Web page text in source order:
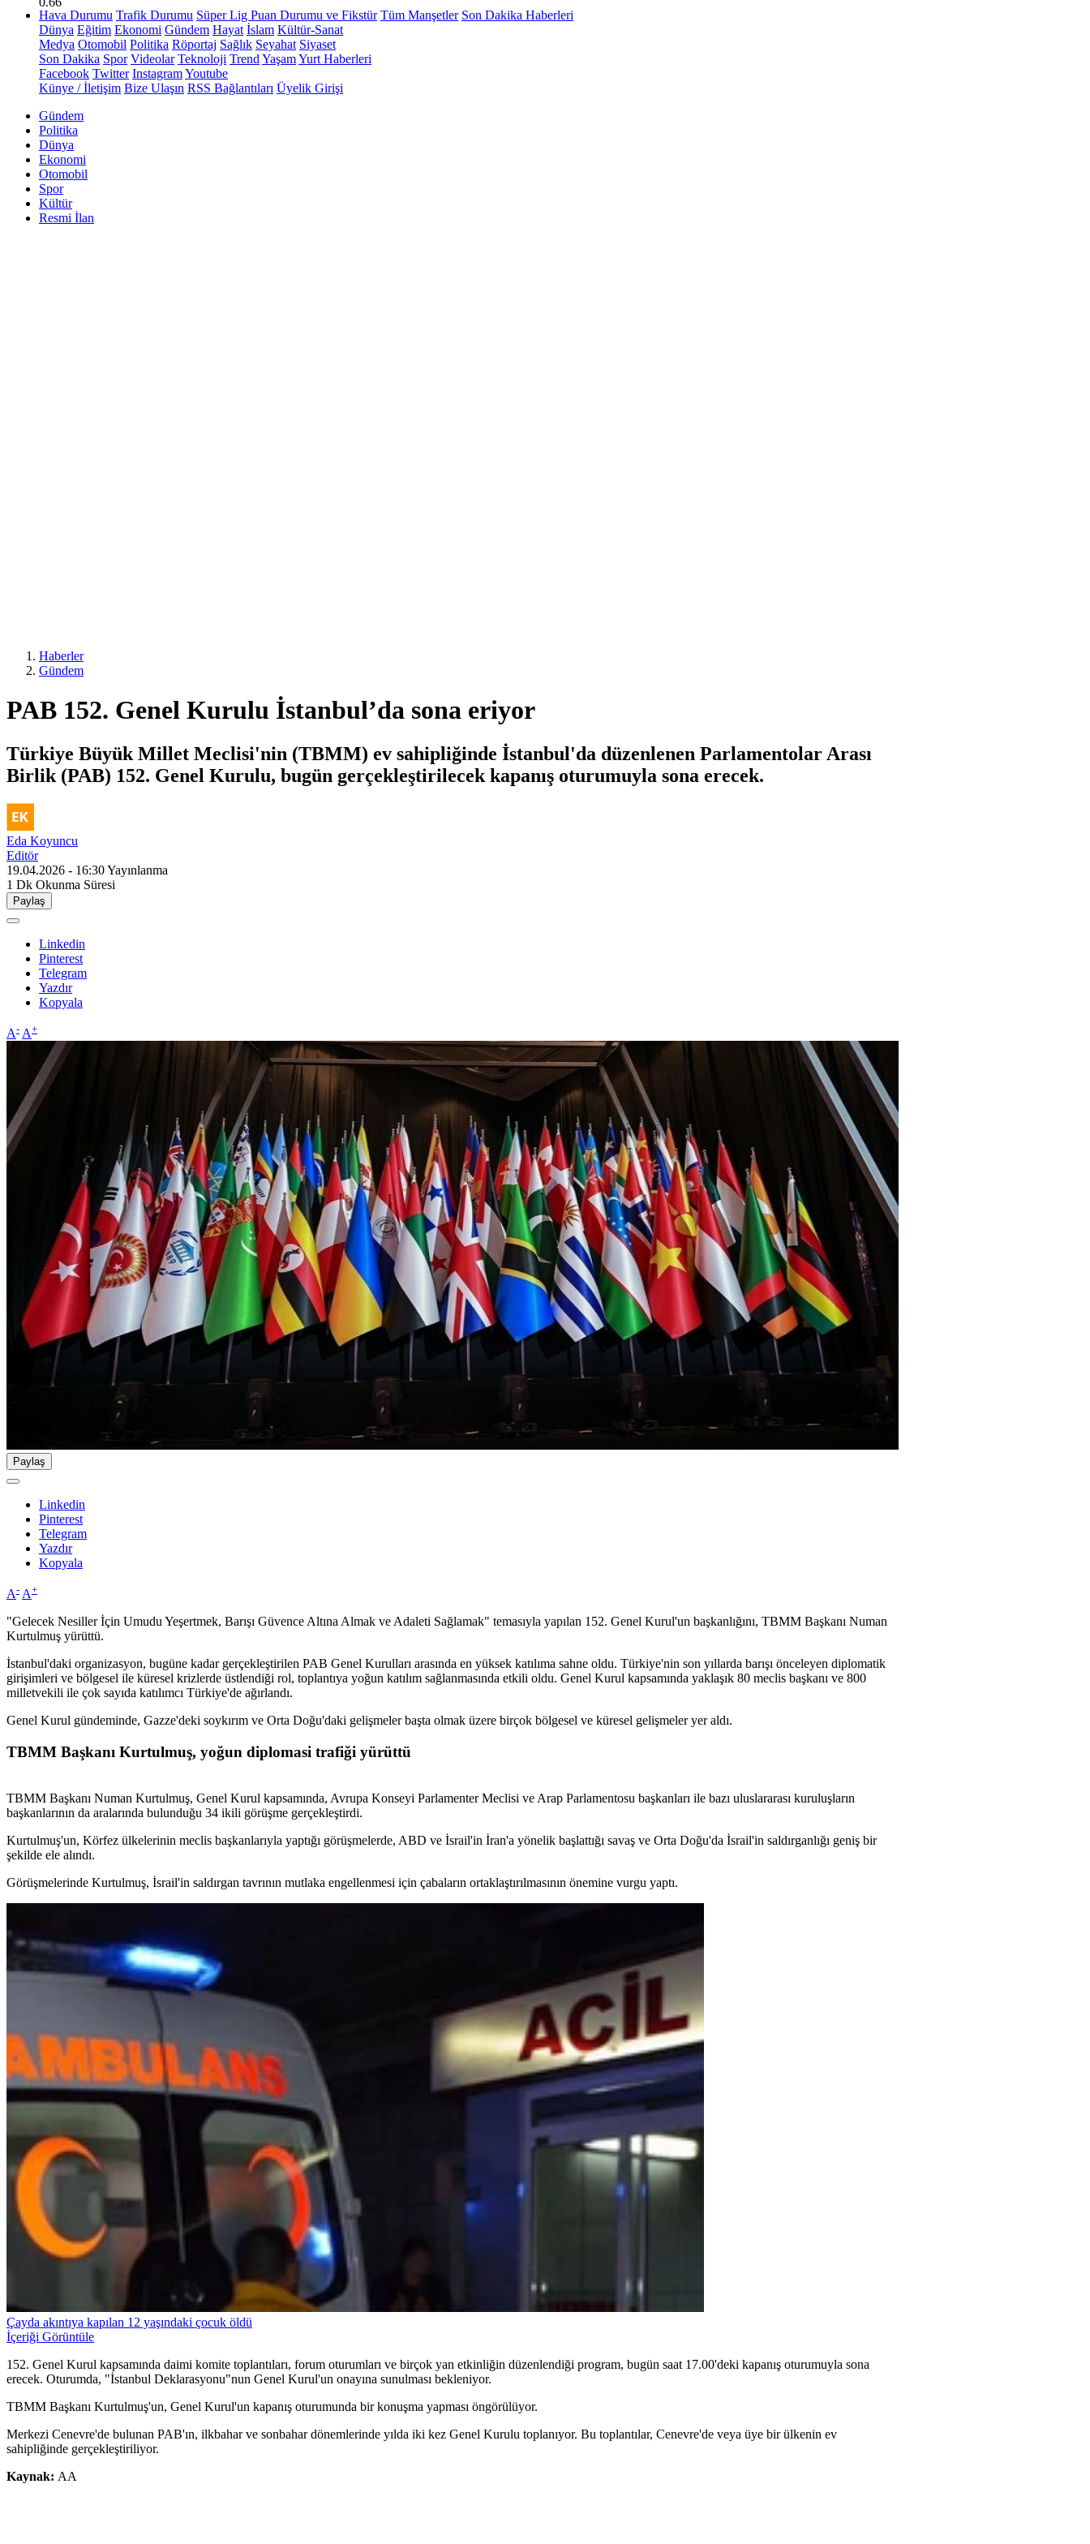
Hava Durumu Trafik Durumu Süper Lig Puan Durumu ve Fikstür Tüm Manşetler Son Dakika Haberleri
Dünya Eğitim Ekonomi Gündem Hayat İslam Kültür-Sanat
Medya Otomobil Politika Röportaj Sağlık Seyahat Siyaset
Son Dakika Spor Videolar Teknoloji Trend YaşamYurt Haberleri
Facebook Twitter InstagramYoutube
Künye / İletişim Bize Ulaşın RSS Bağlantıları Üyelik Girişi
Gündem
Politika
Dünya
Ekonomi
Otomobil
Spor
Kültür
Resmi İlan
Haberler
Gündem
PAB 152. Genel Kurulu İstanbul’da sona eriyor
Türkiye Büyük Millet Meclisi'nin (TBMM) ev sahipliğinde İstanbul'da düzenlenen Parlamentolar Arası
Birlik (PAB) 152. Genel Kurulu, bugün gerçekleştirilecek kapanış oturumuyla sona erecek.
Eda Koyuncu
Editör
19.04.2026 - 16:30Yayınlanma
1 Dk Okunma Süresi
Paylaş
Linkedin
Pinterest
Telegram
Yazdır
Kopyala
A- A+
Paylaş
Linkedin
Pinterest
Telegram
Yazdır
Kopyala
A- A+
"Gelecek Nesiller İçin Umudu Yeşertmek, Barışı Güvence Altına Almak ve Adaleti Sağlamak" temasıyla yapılan 152. Genel Kurul'un başkanlığını, TBMM Başkanı Numan
Kurtulmuş yürüttü.
İstanbul'daki organizasyon, bugüne kadar gerçekleştirilen PAB Genel Kurulları arasında en yüksek katılıma sahne oldu. Türkiye'nin son yıllarda barışı önceleyen diplomatik
girişimleri ve bölgesel ile küresel krizlerde üstlendiği rol, toplantıya yoğun katılım sağlanmasında etkili oldu. Genel Kurul kapsamında yaklaşık 80 meclis başkanı ve 800
milletvekili ile çok sayıda katılımcı Türkiye'de ağırlandı.
Genel Kurul gündeminde, Gazze'deki soykırım ve Orta Doğu'daki gelişmeler başta olmak üzere birçok bölgesel ve küresel gelişmeler yer aldı.
TBMM Başkanı Kurtulmuş, yoğun diplomasi trafiği yürüttü
TBMM Başkanı Numan Kurtulmuş, Genel Kurul kapsamında, Avrupa Konseyi Parlamenter Meclisi ve Arap Parlamentosu başkanları ile bazı uluslararası kuruluşların
başkanlarının da aralarında bulunduğu 34 ikili görüşme gerçekleştirdi.
Kurtulmuş'un, Körfez ülkelerinin meclis başkanlarıyla yaptığı görüşmelerde, ABD ve İsrail'in İran'a yönelik başlattığı savaş ve Orta Doğu'da İsrail'in saldırganlığı geniş bir
şekilde ele alındı.
Görüşmelerinde Kurtulmuş, İsrail'in saldırgan tavrının mutlaka engellenmesi için çabaların ortaklaştırılmasının önemine vurgu yaptı.
Çayda akıntıya kapılan 12 yaşındaki çocuk öldü
İçeriği Görüntüle
152. Genel Kurul kapsamında daimi komite toplantıları, forum oturumları ve birçok yan etkinliğin düzenlendiği program, bugün saat 17.00'deki kapanış oturumuyla sona
erecek. Oturumda, "İstanbul Deklarasyonu"nun Genel Kurul'un onayına sunulması bekleniyor.
TBMM Başkanı Kurtulmuş'un, Genel Kurul'un kapanış oturumunda bir konuşma yapması öngörülüyor.
Merkezi Cenevre'de bulunan PAB'ın, ilkbahar ve sonbahar dönemlerinde yılda iki kez Genel Kurulu toplanıyor. Bu toplantılar, Cenevre'de veya üye bir ülkenin ev
sahipliğinde gerçekleştiriliyor.
Kaynak: AA